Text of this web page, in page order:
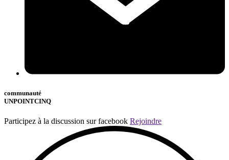
communauté
UNPOINTCINQ
Participez à la discussion sur facebook Rejoindre